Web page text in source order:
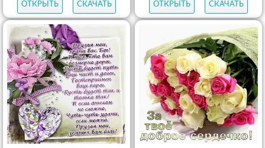
ОТКРЫТЬ СКАЧАТЬ ОТКРЫТЬ СКАЧАТЬ